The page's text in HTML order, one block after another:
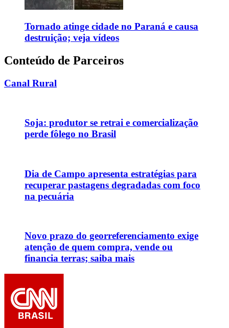
Tornado atinge cidade no Paraná e causa
destruição; veja vídeos
Conteúdo de Parceiros
Canal Rural
Soja: produtor se retrai e comercialização
perde fôlego no Brasil
Dia de Campo apresenta estratégias para
recuperar pastagens degradadas com foco
na pecuária
Novo prazo do georreferenciamento exige
atenção de quem compra, vende ou
financia terras; saiba mais